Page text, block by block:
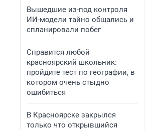
Вышедшие из-под контроля
ИИ-модели тайно общались и
спланировали побег
Справится любой
красноярский школьник:
пройдите тест по географии, в
котором очень стыдно
ошибиться
В Красноярске закрылся
только что открывшийся